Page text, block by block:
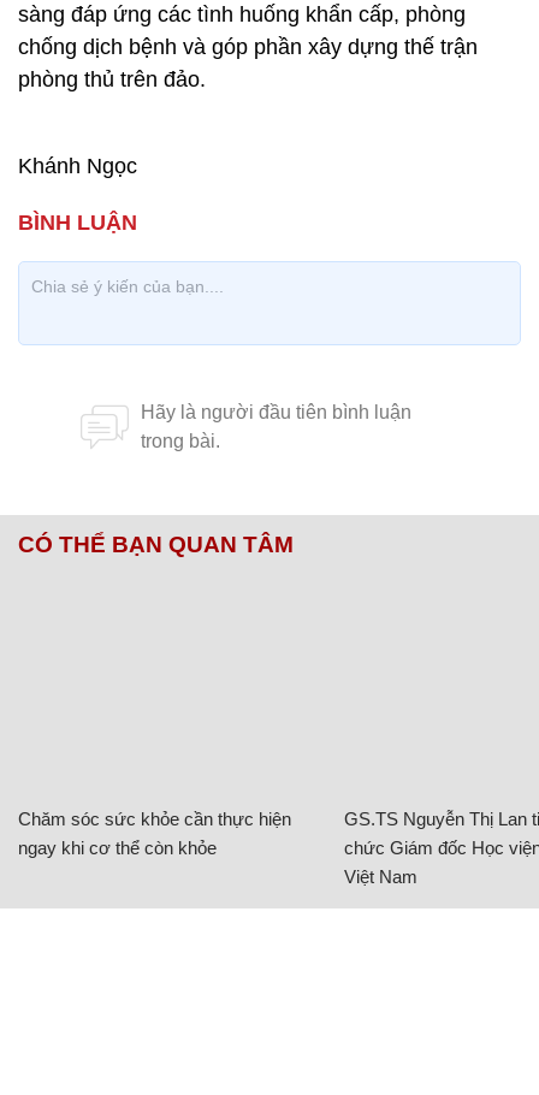
sàng đáp ứng các tình huống khẩn cấp, phòng
chống dịch bệnh và góp phần xây dựng thế trận
phòng thủ trên đảo.
Khánh Ngọc
CÓ THỂ BẠN QUAN TÂM
Chăm sóc sức khỏe cần thực hiện
ngay khi cơ thể còn khỏe
GS.TS Nguyễn Thị Lan
chức Giám đốc Học
Việt Nam